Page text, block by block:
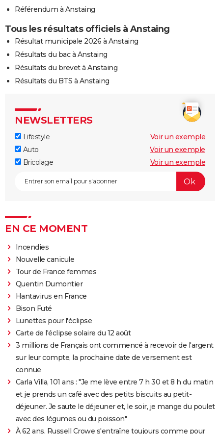
Référendum à Anstaing
Tous les résultats officiels à Anstaing
Résultat municipale 2026 à Anstaing
Résultats du bac à Anstaing
Résultats du brevet à Anstaing
Résultats du BTS à Anstaing
NEWSLETTERS
Lifestyle
Voir un exemple
Auto
Voir un exemple
Bricolage
Voir un exemple
EN CE MOMENT
Incendies
Nouvelle canicule
Tour de France femmes
Quentin Dumontier
Hantavirus en France
Bison Futé
Lunettes pour l'éclipse
Carte de l'éclipse solaire du 12 août
3 millions de Français ont commencé à recevoir de l'argent
sur leur compte, la prochaine date de versement est
connue
Carla Villa, 101 ans : "Je me lève entre 7 h 30 et 8 h du matin
et je prends un café avec des petits biscuits au petit-
déjeuner. Je saute le déjeuner et, le soir, je mange du poulet
avec des légumes ou du poisson"
À 62 ans, Russell Crowe s'entraîne toujours comme pour